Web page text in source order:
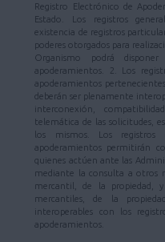
Registro Electrónico de
Estado. Los registros
existencia de registros
poderes otorgados para
Organismo podrá
apoderamientos. 2. Los
apoderamientos
deberán ser plenamente
interconexión,
telemática de las solicitudes,
los mismos. Los registros
apoderamientos permitirán
quienes actúen ante las
mediante la consulta a otros
mercantil, de la propiedad,
mercantiles, de la
interoperables con los
apoderamientos.